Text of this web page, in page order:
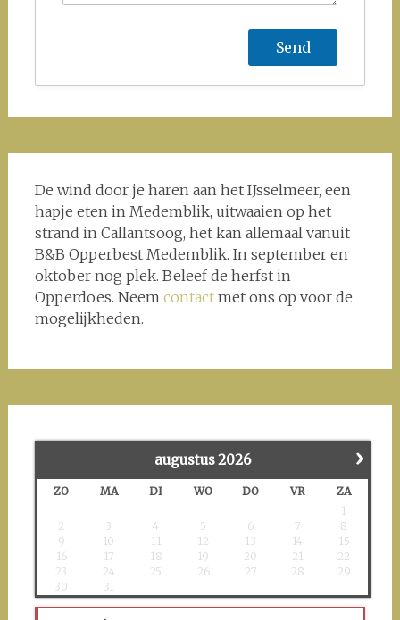
De wind door je haren aan het IJsselmeer, een
hapje eten in Medemblik, uitwaaien op het
strand in Callantsoog, het kan allemaal vanuit
B&B Opperbest Medemblik. In september en
oktober nog plek. Beleef de herfst in
Opperdoes. Neem contactmet ons op voor de
mogelijkheden.
›
augustus2026
ZO MA DI WO DO VR
ZA
1
2
3 4 5 6 7
8
9
10 11 12 13 14
15
16
17 18 19 20 21
22
23
24 25 26 27 28
29
30
31